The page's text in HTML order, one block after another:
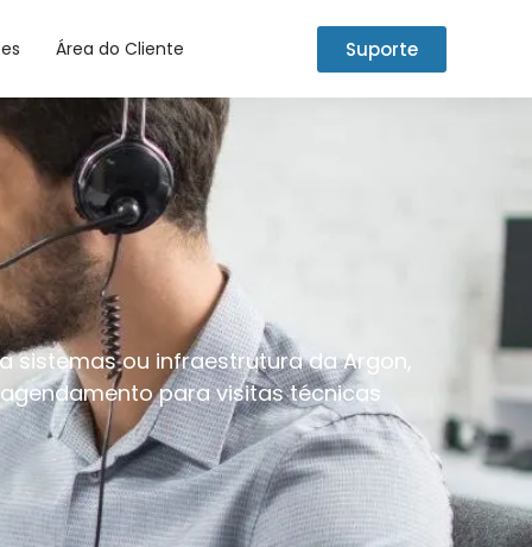
Área do Cliente Suporte
sistemas ou infraestrutura da Argon,
para visitas técnicas